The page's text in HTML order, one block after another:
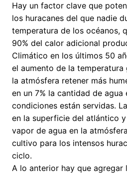
Hay un factor clave que
los huracanes del que nadie
temperatura de los océanos,
90% del calor adicional
Climático en los últimos 50
el aumento de la
la atmósfera retener más
en un 7% la cantidad de agua
condiciones están servidas.
en la superficie del atlántico
vapor de agua en la
cultivo para los intensos
ciclo.
A lo anterior hay que agregar